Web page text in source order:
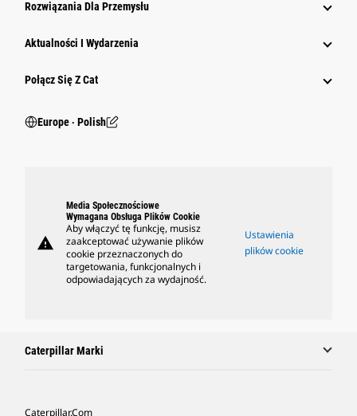
Rozwiązania Dla Przemysłu
Aktualności I Wydarzenia
Połącz Się Z Cat
Europe ‧ Polish
warning
Media Społecznościowe
Wymagana Obsługa Plików Cookie
Aby włączyć tę funkcję, musisz
zaakceptować używanie plików
cookie przeznaczonych do
targetowania, funkcjonalnych i
odpowiadających za wydajność.
Ustawienia
plików cookie
Caterpillar Marki
Caterpillar.com